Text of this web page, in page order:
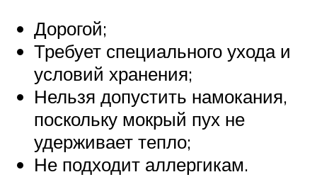
Дорогой;
Требует специального ухода и
условий хранения;
Нельзя допустить намокания,
поскольку мокрый пух не
удерживает тепло;
Не подходит аллергикам.